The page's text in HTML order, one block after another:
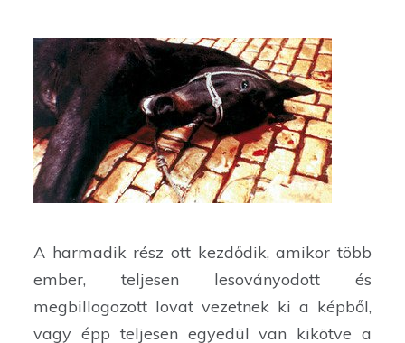
A harmadik rész ott kezdődik, amikor több
ember, teljesen lesoványodott és
megbillogozott lovat vezetnek ki a képből,
vagy épp teljesen egyedül van kikötve a